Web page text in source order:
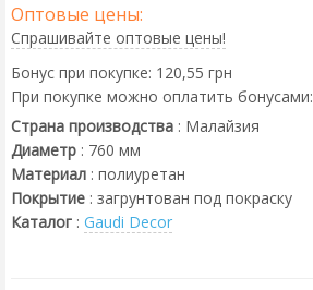
Оптовые цены:
Спрашивайте оптовые цены!
Бонус при покупке: 120,55 грн
При покупке можно оплатить бонусами:
Страна производства : Малайзия
Диаметр : 760 мм
Материал : полиуретан
Покрытие : загрунтован под покраску
Каталог : Gaudi Decor